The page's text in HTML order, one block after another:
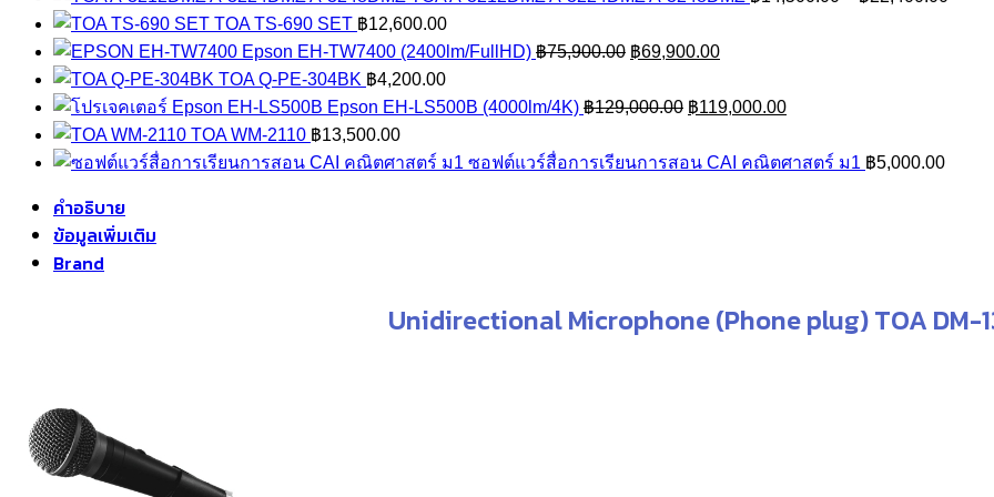
฿40,250.00
TOA TS-690 SET ฿12,600.00
Epson EH-TW7400 (2400lm/FullHD) ฿75,900.00 Original
was:
฿69,900.00Current
is:
TOA Q-PE-304BK ฿4,200.00
Epson EH-LS500B (4000lm/4K) ฿129,000.00 Original
was:
฿119,000.00Current
is:
TOA WM-2110 ฿13,500.00
ซอฟต์แวร์สื่อการเรียนการสอน CAI คณิตศาสตร์ ม1 ฿5,000.00
คำอธิบาย
ข้อมูลเพิ่มเติม
Brand
Unidirectional Microphone (Phone plug) TOA DM-